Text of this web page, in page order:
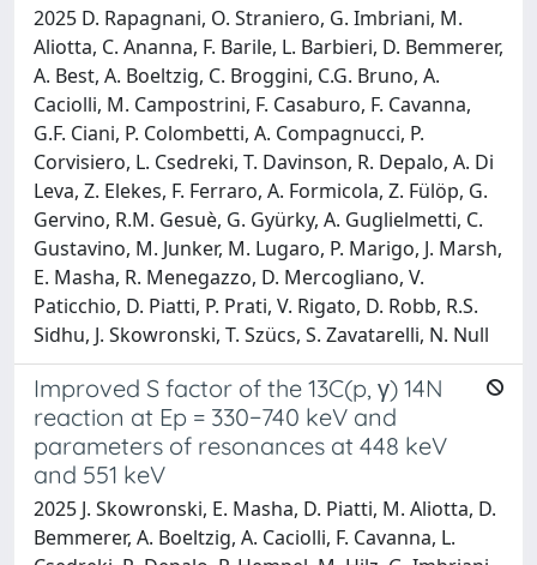
2025 D. Rapagnani, O. Straniero, G. Imbriani, M.
Aliotta, C. Ananna, F. Barile, L. Barbieri, D. Bemmerer,
A. Best, A. Boeltzig, C. Broggini, C.G. Bruno, A.
Caciolli, M. Campostrini, F. Casaburo, F. Cavanna,
G.F. Ciani, P. Colombetti, A. Compagnucci, P.
Corvisiero, L. Csedreki, T. Davinson, R. Depalo, A. Di
Leva, Z. Elekes, F. Ferraro, A. Formicola, Z. Fülöp, G.
Gervino, R.M. Gesuè, G. Gyürky, A. Guglielmetti, C.
Gustavino, M. Junker, M. Lugaro, P. Marigo, J. Marsh,
E. Masha, R. Menegazzo, D. Mercogliano, V.
Paticchio, D. Piatti, P. Prati, V. Rigato, D. Robb, R.S.
Sidhu, J. Skowronski, T. Szücs, S. Zavatarelli, N. Null
Improved S factor of the 13C(p, γ) 14N
reaction at Ep = 330−740 keV and
parameters of resonances at 448 keV
and 551 keV
2025 J. Skowronski, E. Masha, D. Piatti, M. Aliotta, D.
Bemmerer, A. Boeltzig, A. Caciolli, F. Cavanna, L.